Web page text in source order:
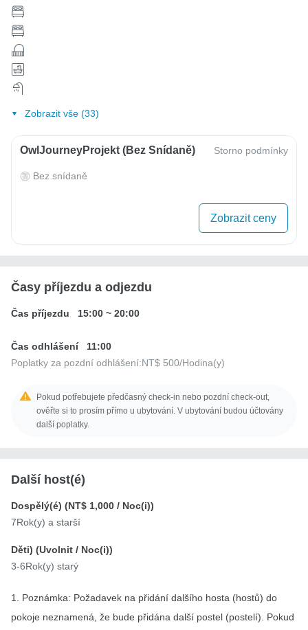
Zobrazit vše (33)
OwlJourneyProjekt (bez Snídaně) Storno podmínky
Bez snídaně
Zobrazit ceny
Časy příjezdu a odjezdu
Čas příjezdu 15:00 ~ 20:00
Čas odhlášení
11:00
Poplatky za pozdní odhlášení:NT$ 500/Hodina(y)
Pokud potřebujete předčasný check-in nebo pozdní check-out,
ověřte si to prosím přímo u ubytování. V ubytování budou účtovány
další poplatky.
Další host(é)
Dospělý(é) (NT$ 1,000 / Noc(i))
7Rok(y) a starší
Děti) (Uvolnit / Noc(i))
3-6Rok(y) starý
1. Poznámka: Požadavek na přidání dalšího hosta (hostů) do
pokoje neznamená, že bude přidána další postel (postelí). Pokud